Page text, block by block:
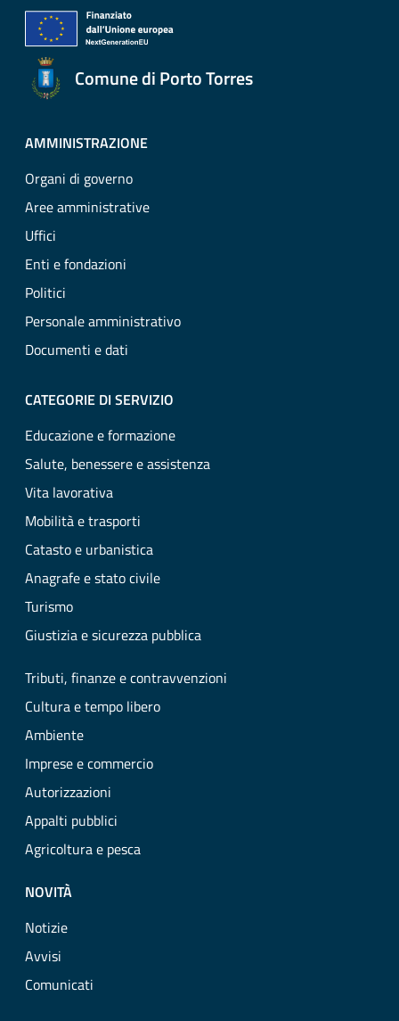
Comune di Porto Torres
AMMINISTRAZIONE
Organi di governo
Aree amministrative
Uffici
Enti e fondazioni
Politici
Personale amministrativo
Documenti e dati
CATEGORIE DI SERVIZIO
Educazione e formazione
Salute, benessere e assistenza
Vita lavorativa
Mobilità e trasporti
Catasto e urbanistica
Anagrafe e stato civile
Turismo
Giustizia e sicurezza pubblica
Tributi, finanze e contravvenzioni
Cultura e tempo libero
Ambiente
Imprese e commercio
Autorizzazioni
Appalti pubblici
Agricoltura e pesca
NOVITÀ
Notizie
Avvisi
Comunicati